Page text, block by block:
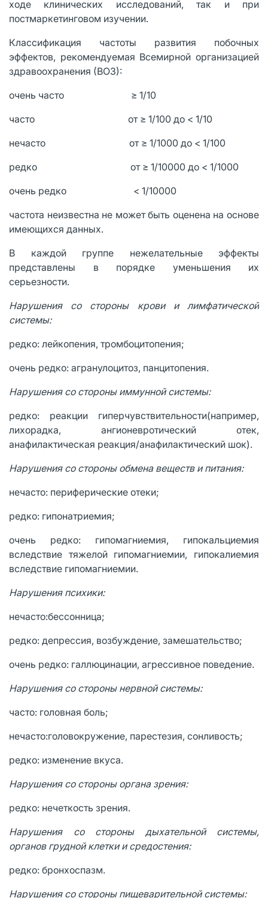
ходе клинических исследований, так и при
постмаркетинговом изучении.
Классификация частоты развития побочных
эффектов, рекомендуемая Всемирной организацией
здравоохранения (ВОЗ):
очень часто ≥ 1/10
часто от ≥ 1/100 до < 1/10
нечасто от ≥ 1/1000 до < 1/100
редко от ≥ 1/10000 до < 1/1000
очень редко < 1/10000
частота неизвестна не может быть оценена на основе
имеющихся данных.
В каждой группе нежелательные эффекты
представлены в порядке уменьшения их
серьезности.
Нарушения со стороны крови и лимфатической
системы:
редко: лейкопения, тромбоцитопения;
очень редко: агранулоцитоз, панцитопения.
Нарушения со стороны иммунной системы:
редко: реакции гиперчувствительности(например,
лихорадка, ангионевротический отек,
анафилактическая реакция/анафилактический шок).
Нарушения со стороны обмена веществ и питания:
нечасто: периферические отеки;
редко: гипонатриемия;
очень редко: гипомагниемия, гипокальциемия
вследствие тяжелой гипомагниемии, гипокалиемия
вследствие гипомагниемии.
Нарушения психики:
нечасто:бессонница;
редко: депрессия, возбуждение, замешательство;
очень редко: галлюцинации, агрессивное поведение.
Нарушения со стороны нервной системы:
часто: головная боль;
нечасто:головокружение, парестезия, сонливость;
редко: изменение вкуса.
Нарушения со стороны органа зрения:
редко: нечеткость зрения.
Нарушения со стороны дыхательной системы,
органов грудной клетки и средостения:
редко: бронхоспазм.
Нарушения со стороны пищеварительной системы: